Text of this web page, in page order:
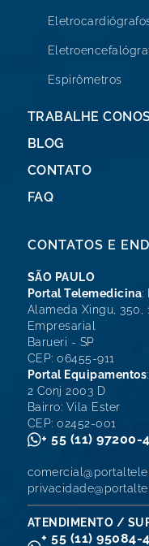
Espirômetros
TRABALHE
BLOG
CONTATO
FAQ
CONTATOS E
SÃO PAULO
Portal Telemedicina:
Alameda Xingu, 350,
Empresarial
Barueri - SP
CEP: 06455-911
Portal Equipamentos
2 Conj 2003 D
Bairro: Vila Ester
CEP: 02452-001
+ 55 (11) 97200-
ATENDIMENTO /
+ 55 (11) 95084-